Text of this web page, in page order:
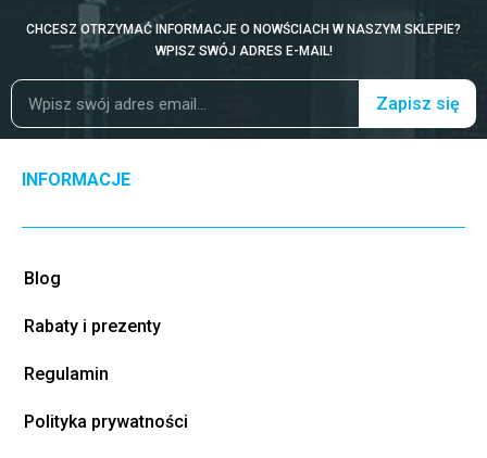
CHCESZ OTRZYMAĆ INFORMACJE O NOWŚCIACH W NASZYM SKLEPIE?
WPISZ SWÓJ ADRES E-MAIL!
Zapisz się
INFORMACJE
Blog
Rabaty i prezenty
Regulamin
Polityka prywatności